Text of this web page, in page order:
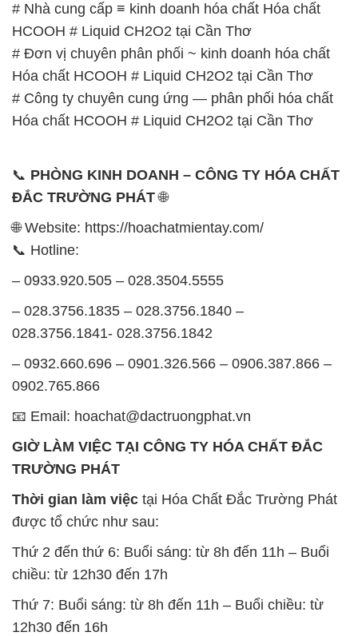
# Nhà cung cấp ≡ kinh doanh hóa chất Hóa chất
HCOOH # Liquid CH2O2 tại Cần Thơ
# Đơn vị chuyên phân phối ~ kinh doanh hóa chất
Hóa chất HCOOH # Liquid CH2O2 tại Cần Thơ
# Công ty chuyên cung ứng — phân phối hóa chất
Hóa chất HCOOH # Liquid CH2O2 tại Cần Thơ
📞 PHÒNG KINH DOANH – CÔNG TY HÓA CHẤT
ĐẮC TRƯỜNG PHÁT🌐
🌐 Website: https://hoachatmientay.com/
📞 Hotline:
– 0933.920.505 – 028.3504.5555
– 028.3756.1835 – 028.3756.1840 –
028.3756.1841- 028.3756.1842
– 0932.660.696 – 0901.326.566 – 0906.387.866 –
0902.765.866
📧 Email: hoachat@dactruongphat.vn
GIỜ LÀM VIỆC TẠI CÔNG TY HÓA CHẤT ĐẮC
TRƯỜNG PHÁT
Thời gian làm việc tại Hóa Chất Đắc Trường Phát
được tổ chức như sau:
Thứ 2 đến thứ 6: Buổi sáng: từ 8h đến 11h – Buổi
chiều: từ 12h30 đến 17h
Thứ 7: Buổi sáng: từ 8h đến 11h – Buổi chiều: từ
12h30 đến 16h